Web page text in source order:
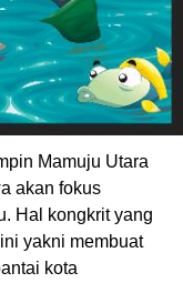
Mamuju Utara
akan fokus
Hal kongkrit yang
yakni membuat
kota